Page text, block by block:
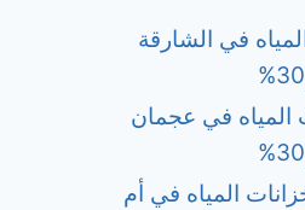
في الشارقة
في عجمان
المياه في أم